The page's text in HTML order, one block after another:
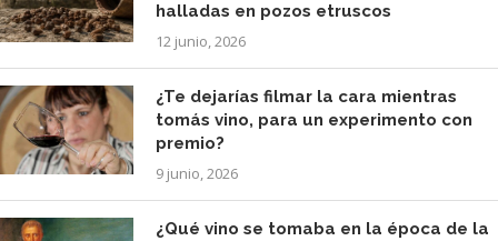
halladas en pozos etruscos
12 junio, 2026
¿Te dejarías filmar la cara mientras
tomás vino, para un experimento con
premio?
9 junio, 2026
¿Qué vino se tomaba en la época de la